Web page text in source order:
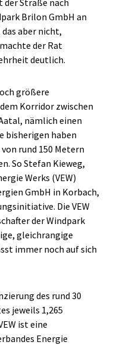
Brilon GmbH an
aber nicht,
der Rat
deutlich.
größere
Korridor zwischen
nämlich einen
bisherigen haben
rund 150 Metern
So Stefan Kieweg,
Werks (VEW)
GmbH in Korbach,
Die VEW
der Windpark
gleichrangige
immer noch auf sich
des rund 30
jeweils 1,265
ist eine
Energie